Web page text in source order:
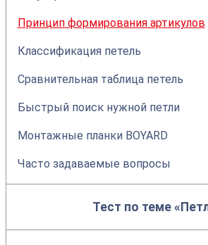
Принцип формирования артикулов
Классификация петель
Сравнительная таблица петель
Быстрый поиск нужной петли
Монтажные планки BOYARD
Часто задаваемые вопросы
Тест по теме